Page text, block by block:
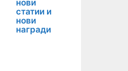
нови
статии и
нови
награди